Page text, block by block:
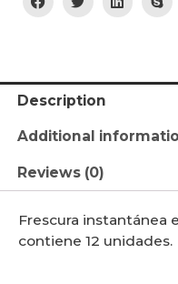
Description
Additional
Reviews (0)
Frescura instantánea
contiene 12 unidades.